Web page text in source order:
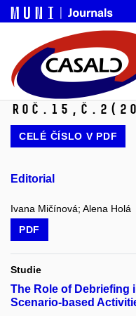
Roč.15, č.2
CELÉ ČÍSLO V PDF
Editorial
Ivana Mičínová; Alena Holá
PDF
Studie
The Role of Debriefing
Scenario-based